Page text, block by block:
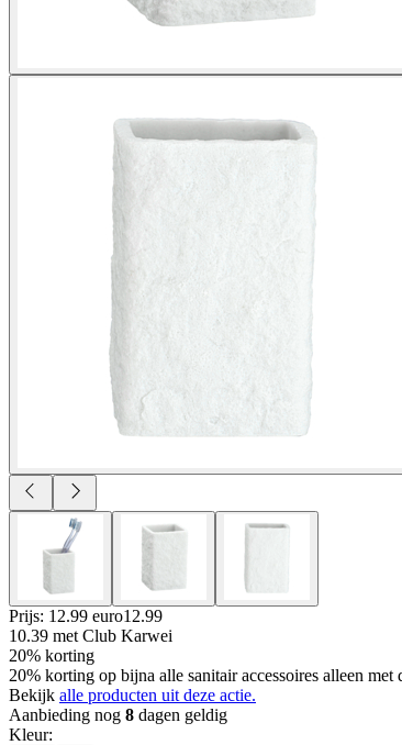
Prijs: 12.99 euro12.99
10.39 met Club Karwei
20% korting
20% korting op bijna alle sanitair accessoires alleen
Bekijk alle producten uit deze actie.
Aanbieding nog 8 dagen geldig
Kleur: